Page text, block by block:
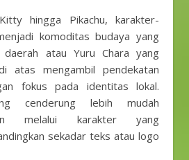
hingga Pikachu, karakter-
komoditas budaya yang
daerah atau Yuru Chara yang
atas mengambil pendekatan
fokus pada identitas lokal.
cenderung lebih mudah
melalui karakter yang
sekadar teks atau logo